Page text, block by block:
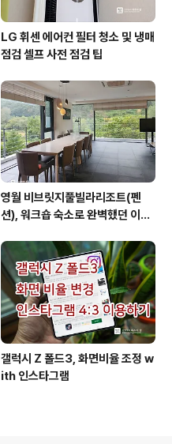
LG 휘센 에어컨 필터 청소 및 냉매
점검 셀프 사전 점검 팁
영월 비브릿지풀빌라리조트(펜
션), 워크숍 숙소로 완벽했던 이유
갤럭시 Z 폴드3, 화면비율 조정 w
ith 인스타그램